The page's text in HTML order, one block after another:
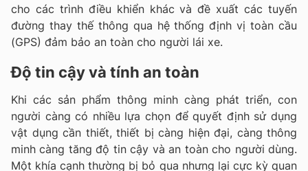
cho các trình điều khiển khác và đề xuất các tuyến
đường thay thế thông qua hệ thống định vị toàn cầu
(GPS) đảm bảo an toàn cho người lái xe.
Độ tin cậy và tính an toàn
Khi các sản phẩm thông minh càng phát triển, con
người càng có nhiều lựa chọn để quyết định sử dụng
vật dụng cần thiết, thiết bị càng hiện đại, càng thông
minh càng tăng độ tin cậy và an toàn cho người dùng.
Một khía cạnh thường bị bỏ qua nhưng lại cực kỳ quan